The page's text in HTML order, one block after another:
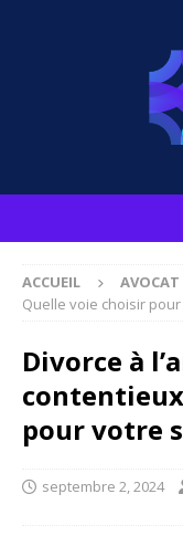
ACCUEIL AVOCAT
Quelle voie choisir
Divorce à
pour votre
septembre 2, 2024